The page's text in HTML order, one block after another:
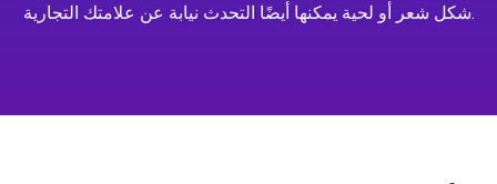
شكل شعر أو لحية يمكنها أيضًا التحدث نيابة عن علامتك التجارية.